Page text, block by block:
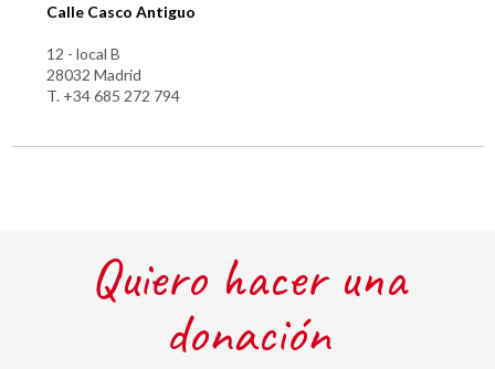
Calle Casco Antiguo
12 - local B
28032 Madrid
T. +34 685 272 794
Quiero hacer una
donación